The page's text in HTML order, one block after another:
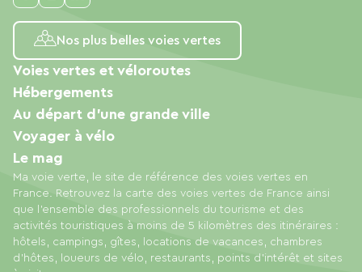
Nos plus belles voies vertes
Ma voie verte, le site de référence des voies vertes en
France. Retrouvez la carte des voies vertes de France ainsi
que l'ensemble des professionnels du tourisme et des
activités touristiques à moins de 5 kilomètres des itinéraires :
hôtels, campings, gîtes, locations de vacances, chambres
d'hôtes, loueurs de vélo, restaurants, points d'intérêt et sites
Voies vertes et véloroutes
Hébergements
Au départ d'une grande ville
Voyager à vélo
Le mag